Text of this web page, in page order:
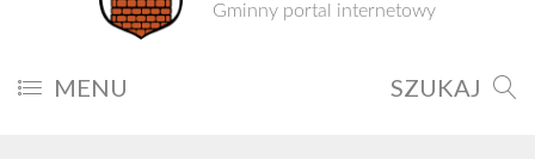
Gminny portal internetowy
MENU SZUKAJ